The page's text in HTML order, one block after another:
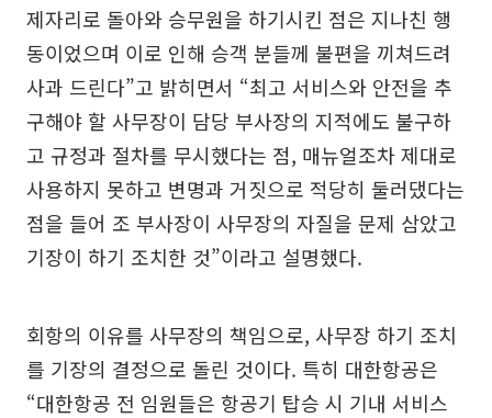
제자리로 돌아와 승무원을 하기시킨 점은 지나친 행
동이었으며 이로 인해 승객 분들께 불편을 끼쳐드려
사과 드린다”고 밝히면서 “최고 서비스와 안전을 추
구해야 할 사무장이 담당 부사장의 지적에도 불구하
고 규정과 절차를 무시했다는 점, 매뉴얼조차 제대로
사용하지 못하고 변명과 거짓으로 적당히 둘러댔다는
점을 들어 조 부사장이 사무장의 자질을 문제 삼았고
기장이 하기 조치한 것”이라고 설명했다.
회항의 이유를 사무장의 책임으로, 사무장 하기 조치
를 기장의 결정으로 돌린 것이다. 특히 대한항공은
“대한항공 전 임원들은 항공기 탑승 시 기내 서비스